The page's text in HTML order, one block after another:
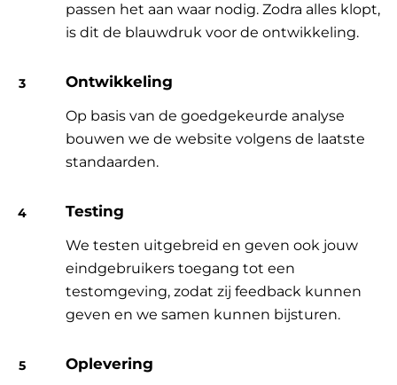
passen het aan waar nodig. Zodra alles klopt,
is dit de blauwdruk voor de ontwikkeling.
Ontwikkeling
Op basis van de goedgekeurde analyse
bouwen we de website volgens de laatste
standaarden.
Testing
We testen uitgebreid en geven ook jouw
eindgebruikers toegang tot een
testomgeving, zodat zij feedback kunnen
geven en we samen kunnen bijsturen.
Oplevering